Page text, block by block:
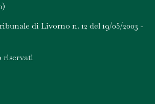
di Livorno n. 12 del 19/05/2003 -
riservati